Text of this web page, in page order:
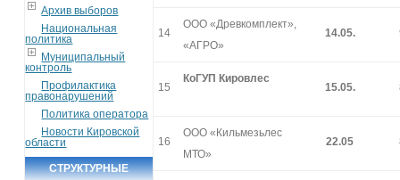
Архив выборов
Национальная
политика
Муниципальный
контроль
Профилактика
правонарушений
Политика оператора
Новости Кировской
области
СТРУКТУРНЫЕ
14
ООО «Древкомплект»,
«АГРО»
14.05.
15
КоГУП Кировлес
15.05.
16
ООО «Кильмезьлес
МТО»
22.05